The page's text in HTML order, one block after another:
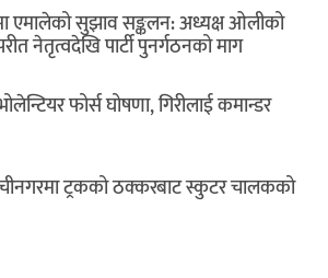
एमालेको सुझाव सङ्कलन: अध्यक्ष ओलीको
नेतृत्वदेखि पार्टी पुनर्गठनको माग
फोर्स घोषणा, गिरीलाई कमान्डर
ट्रकको ठक्करबाट स्कुटर चालकको